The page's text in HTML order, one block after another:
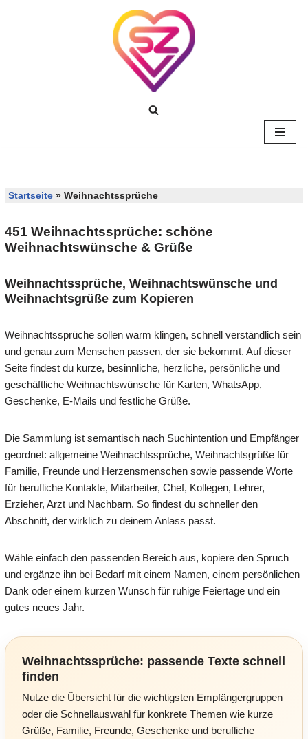
Startseite »Weihnachtssprüche
451 Weihnachtssprüche: schöne
Weihnachtswünsche & Grüße
Weihnachtssprüche, Weihnachtswünsche und
Weihnachtsgrüße zum Kopieren
Weihnachtssprüche sollen warm klingen, schnell verständlich sein
und genau zum Menschen passen, der sie bekommt. Auf dieser
Seite findest du kurze, besinnliche, herzliche, persönliche und
geschäftliche Weihnachtswünsche für Karten, WhatsApp,
Geschenke, E-Mails und festliche Grüße.
Die Sammlung ist semantisch nach Suchintention und Empfänger
geordnet: allgemeine Weihnachtssprüche, Weihnachtsgrüße für
Familie, Freunde und Herzensmenschen sowie passende Worte
für berufliche Kontakte, Mitarbeiter, Chef, Kollegen, Lehrer,
Erzieher, Arzt und Nachbarn. So findest du schneller den
Abschnitt, der wirklich zu deinem Anlass passt.
Wähle einfach den passenden Bereich aus, kopiere den Spruch
und ergänze ihn bei Bedarf mit einem Namen, einem persönlichen
Dank oder einem kurzen Wunsch für ruhige Feiertage und ein
gutes neues Jahr.
Weihnachtssprüche: passende Texte schnell
finden
Nutze die Übersicht für die wichtigsten Empfängergruppen
oder die Schnellauswahl für konkrete Themen wie kurze
Grüße, Familie, Freunde, Geschenke und berufliche